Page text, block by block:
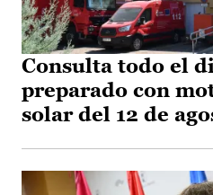
Consulta todo el
preparado con
solar del 12 de